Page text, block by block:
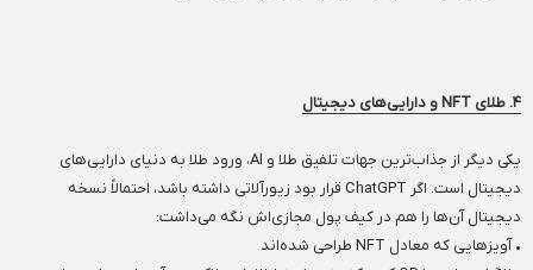
۴. طلای NFT و دارایی‌های دیجیتال
یکی دیگر از جذاب‌ترین جهات تلفیق طلا و AI، ورود طلا به دنیای دارایی‌های
دیجیتال است. اگر ChatGPT قرار بود زیورآلاتی داشته باشد، احتمالاً نسخه
دیجیتال آن‌ها را هم در کیف پول مجازی‌اش نگه می‌داشت:
• آویزهایی که معادل NFT طراحی شده‌اند